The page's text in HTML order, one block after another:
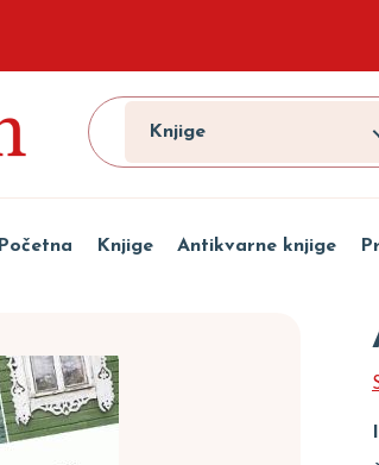
Knjige
Početna Knjige Antikvarne knjige